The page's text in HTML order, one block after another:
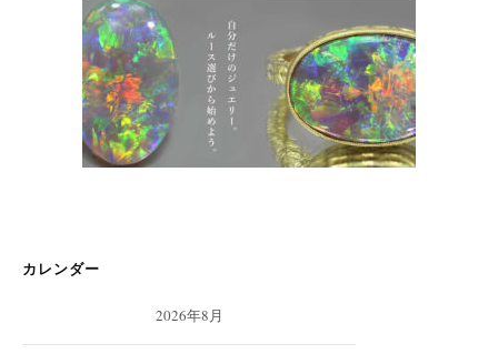
カレンダー
2026年8月